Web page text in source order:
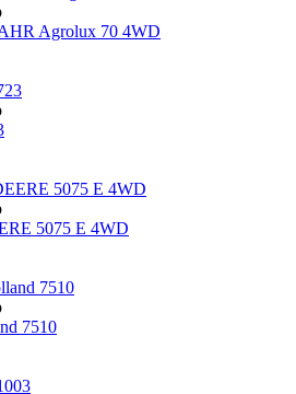
Agrolux 70 4WD
5075 E 4WD
7510